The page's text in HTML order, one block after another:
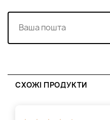
СХОЖІ ПРОДУКТИ